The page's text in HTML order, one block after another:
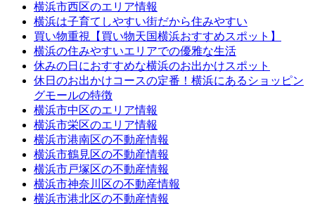
横浜市西区のエリア情報
横浜は子育てしやすい街だから住みやすい
買い物重視【買い物天国横浜おすすめスポット】
横浜の住みやすいエリアでの優雅な生活
休みの日におすすめな横浜のお出かけスポット
休日のお出かけコースの定番！横浜にあるショッピン
グモールの特徴
横浜市中区のエリア情報
横浜市栄区のエリア情報
横浜市港南区の不動産情報
横浜市鶴見区の不動産情報
横浜市戸塚区の不動産情報
横浜市神奈川区の不動産情報
横浜市港北区の不動産情報